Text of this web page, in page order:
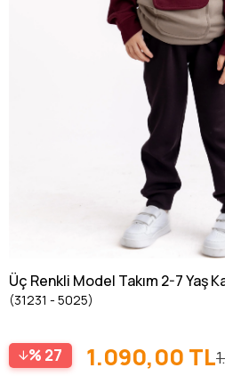
Üç Renkli Model Takım 2-7 Yaş
(31231 - 5025)
27 1.090,00 TL